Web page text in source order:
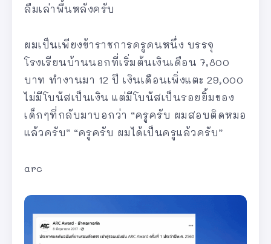
ลืมเล่าพื้นหลังครับ
ผมเป็นเพียงข้าราชการครูคนหนึ่ง บรรจุ
โรงเรียนบ้านนอกที่เริ่มต้นเงินเดือน 7,800
บาท ทำงานมา 12 ปี เงินเดือนเพิ่งแตะ 29,000
ไม่มีโบนัสเป็นเงิน แต่มีโบนัสเป็นรอยยิ้มของ
เด็กๆที่กลับมาบอกว่า “ครูครับ ผมสอบติดหมอ
แล้วครับ” “ครูครับ ผมได้เป็นครูแล้วครับ”
arc